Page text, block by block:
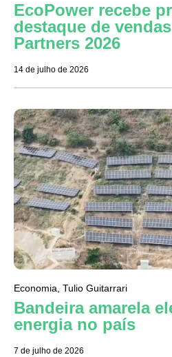
EcoPower recebe
destaque de
Partners 2026
14 de julho de 2026
Economia, Tulio Guitarrari
Bandeira amarela
energia no país
7 de julho de 2026